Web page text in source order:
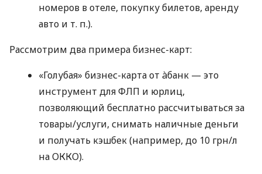
номеров в отеле, покупку билетов, аренду
авто и т. п.).
Рассмотрим два примера бизнес-карт:
«Голубая» бизнес-карта от àбанк — это
инструмент для ФЛП и юрлиц,
позволяющий бесплатно рассчитываться за
товары/услуги, снимать наличные деньги
и получать кэшбек (например, до 10 грн/л
на ОККО).